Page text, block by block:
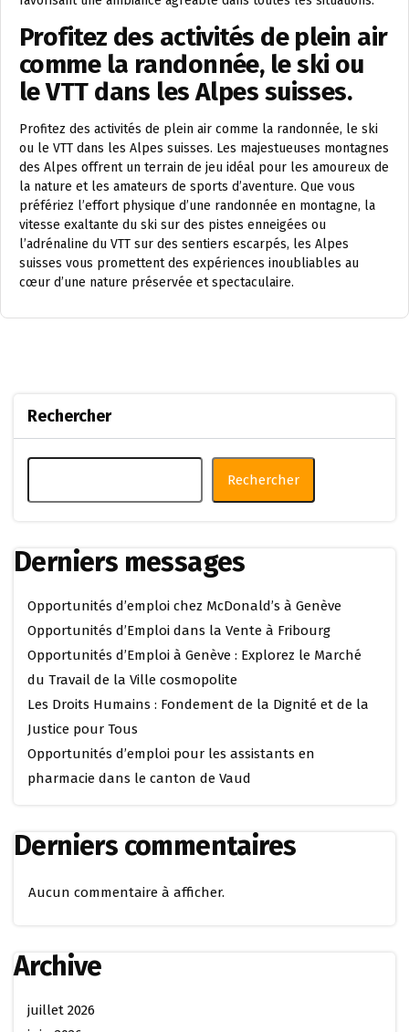
Profitez des activités de plein air
comme la randonnée, le ski ou
le VTT dans les Alpes suisses.
Profitez des activités de plein air comme la randonnée, le ski
ou le VTT dans les Alpes suisses. Les majestueuses montagnes
des Alpes offrent un terrain de jeu idéal pour les amoureux de
la nature et les amateurs de sports d’aventure. Que vous
préfériez l’effort physique d’une randonnée en montagne, la
vitesse exaltante du ski sur des pistes enneigées ou
l’adrénaline du VTT sur des sentiers escarpés, les Alpes
suisses vous promettent des expériences inoubliables au
cœur d’une nature préservée et spectaculaire.
Rechercher
Rechercher
Derniers messages
Opportunités d’emploi chez McDonald’s à Genève
Opportunités d’Emploi dans la Vente à Fribourg
Opportunités d’Emploi à Genève : Explorez le Marché
du Travail de la Ville cosmopolite
Les Droits Humains : Fondement de la Dignité et de la
Justice pour Tous
Opportunités d’emploi pour les assistants en
pharmacie dans le canton de Vaud
Derniers commentaires
Aucun commentaire à afficher.
Archive
juillet 2026